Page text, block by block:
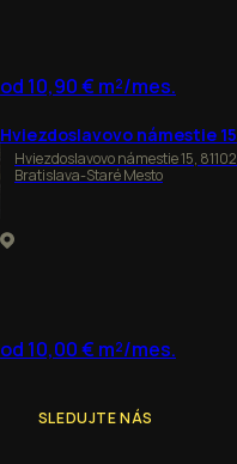
od 10,90 € m²/mes.
Hviezdoslavovo námestie 15
Hviezdoslavovo námestie 15, 81102
Bratislava-Staré Mesto
od 10,00 € m²/mes.
SLEDUJTE NÁS